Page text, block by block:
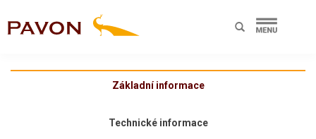
Základní informace
Technické informace